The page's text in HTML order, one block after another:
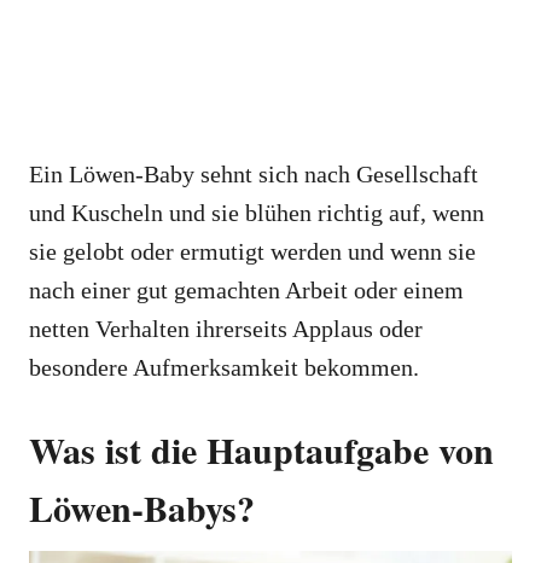
Ein Löwen-Baby sehnt sich nach Gesellschaft
und Kuscheln und sie blühen richtig auf, wenn
sie gelobt oder ermutigt werden und wenn sie
nach einer gut gemachten Arbeit oder einem
netten Verhalten ihrerseits Applaus oder
besondere Aufmerksamkeit bekommen.
Was ist die Hauptaufgabe von
Löwen-Babys?